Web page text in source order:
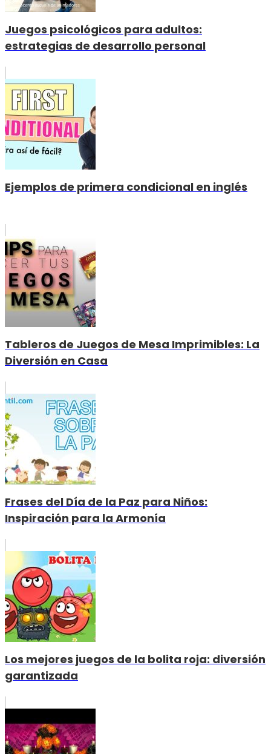
Juegos psicológicos para adultos:
estrategias de desarrollo personal
Ejemplos de primera condicional en inglés
Tableros de Juegos de Mesa Imprimibles: La
Diversión en Casa
Frases del Día de la Paz para Niños:
Inspiración para la Armonía
Los mejores juegos de la bolita roja: diversión
garantizada